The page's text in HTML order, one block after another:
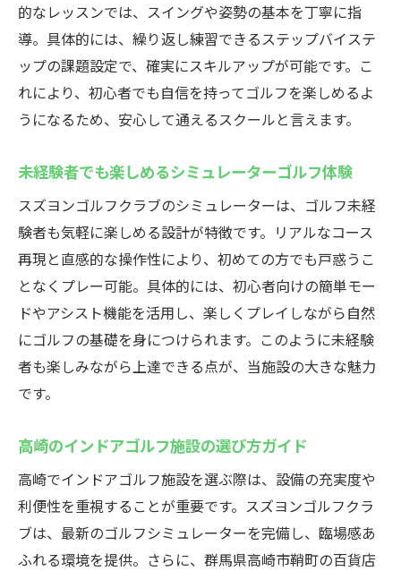
的なレッスンでは、スイングや姿勢の基本を丁寧に指
導。具体的には、繰り返し練習できるステップバイステ
ップの課題設定で、確実にスキルアップが可能です。こ
れにより、初心者でも自信を持ってゴルフを楽しめるよ
うになるため、安心して通えるスクールと言えます。
未経験者でも楽しめるシミュレーターゴルフ体験
スズヨンゴルフクラブのシミュレーターは、ゴルフ未経
験者も気軽に楽しめる設計が特徴です。リアルなコース
再現と直感的な操作性により、初めての方でも戸惑うこ
となくプレー可能。具体的には、初心者向けの簡単モー
ドやアシスト機能を活用し、楽しくプレイしながら自然
にゴルフの基礎を身につけられます。このように未経験
者も楽しみながら上達できる点が、当施設の大きな魅力
です。
高崎のインドアゴルフ施設の選び方ガイド
高崎でインドアゴルフ施設を選ぶ際は、設備の充実度や
利便性を重視することが重要です。スズヨンゴルフクラ
ブは、最新のゴルフシミュレーターを完備し、臨場感あ
ふれる環境を提供。さらに、群馬県高崎市鞘町の百貨店